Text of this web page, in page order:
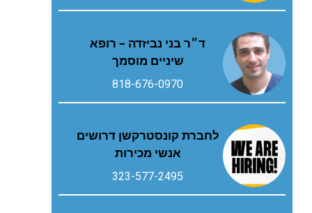
ד״ר בני נביזדה – רופא
שיניים מוסמך
818-676-0970
לחברת קונסטרקשן דרושים
אנשי מכירות
323-577-2495